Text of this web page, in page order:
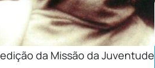
da Missão da Juventude